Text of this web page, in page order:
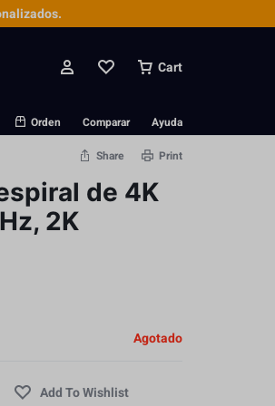
Cart
Orden Comparar Ayuda
Share Print
de 4K
2K
Agotado